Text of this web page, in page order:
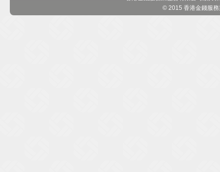
© 2015 香港金錢服